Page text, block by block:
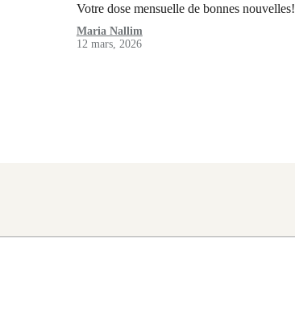
Votre dose mensuelle de bonnes nouvelles!
Maria Nallim
12 mars, 2026